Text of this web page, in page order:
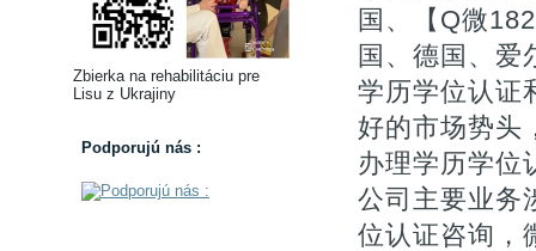
Zbierka na rehabilitáciu pre
Lisu z Ukrajiny
Podporujú nás :
国、【Q微
国、德国、爱
学历学位认证
好的市场势头
办理学历学位
公司主要业务
位认证咨询，